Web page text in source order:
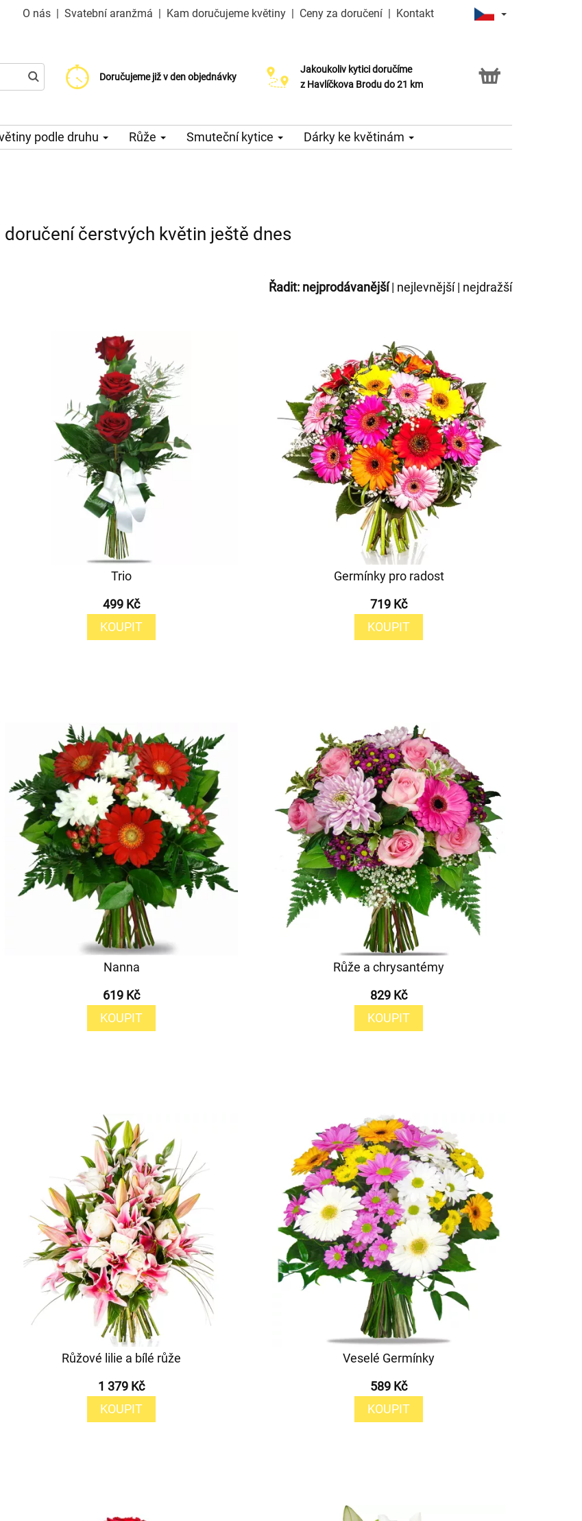
O nás | Svatební aranžmá | Kam doručujeme květiny | Ceny za doručení | Kontakt
Doručujeme již v den objednávky
Doručujeme již od 99 Kč
Možný výběr času a dne doručení
Jakoukoliv kytici doručíme
z Havlíčkova Brodu do 21 km
Možnost vyzvednout v naší květince
podle druhu Růže Smuteční kytice Dárky ke květinám
čerstvých květin ještě dnes
Řadit: nejprodávanější| nejlevnější| nejdražší
Trio
499 Kč
KOUPIT
Germínky pro radost
719 Kč
KOUPIT
Nanna
619 Kč
KOUPIT
Růže a chrysantémy
829 Kč
KOUPIT
Růžové lilie a bílé růže
1 379 Kč
KOUPIT
Veselé Germínky
589 Kč
KOUPIT